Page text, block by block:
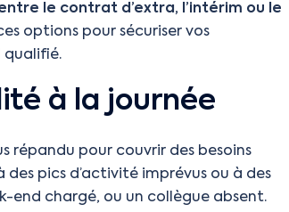
le contrat d’extra, l’intérim ou le
options pour sécuriser vos
qualifié.
à la journée
répandu pour couvrir des besoins
pics d’activité imprévus ou à des
end chargé, ou un collègue absent.